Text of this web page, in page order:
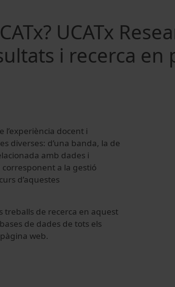
UCATx
i recerca en
l’experiència docent i
diverses: d’una banda, la de
amb dades i
a la gestió
d’aquestes
treballs de recerca en aquest
de dades de tots els
web.